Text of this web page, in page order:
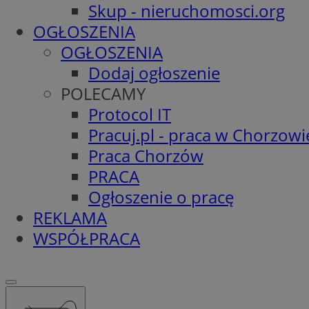
Skup - nieruchomosci.org
OGŁOSZENIA
OGŁOSZENIA
Dodaj ogłoszenie
POLECAMY
Protocol IT
Pracuj.pl - praca w
Praca Chorzów
PRACA
Ogłoszenie o pracę
REKLAMA
WSPÓŁPRACA